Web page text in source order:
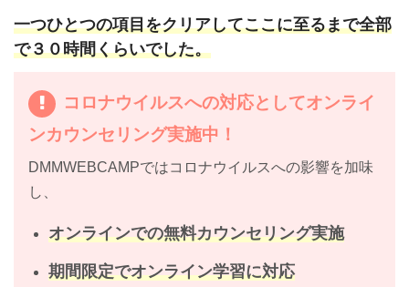
一つひとつの項目をクリアしてここに至るまで全部
で３０時間くらいでした。
コロナウイルスへの対応としてオンライ
ンカウンセリング実施中！
DMMWEBCAMPではコロナウイルスへの影響を加味
し、
オンラインでの無料カウンセリング実施
期間限定でオンライン学習に対応